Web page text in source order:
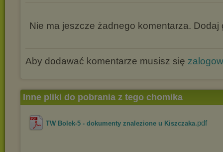
Nie ma jeszcze żadnego komentarza. Dodaj
Aby dodawać komentarze musisz się
Inne pliki do pobrania z tego chomika
TW Bolek-5 - dokumenty znalezione u Kiszczaka.pdf